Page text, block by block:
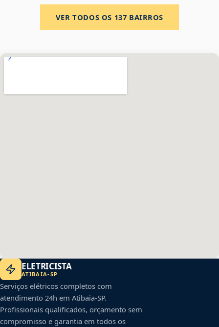
VER TODOS OS 137 BAIRROS
ELETRICISTA
ATIBAIA-SP
Serviços elétricos completos com
atendimento 24h em Atibaia-SP.
Profissionais qualificados, orçamento sem
compromisso e garantia em todos os